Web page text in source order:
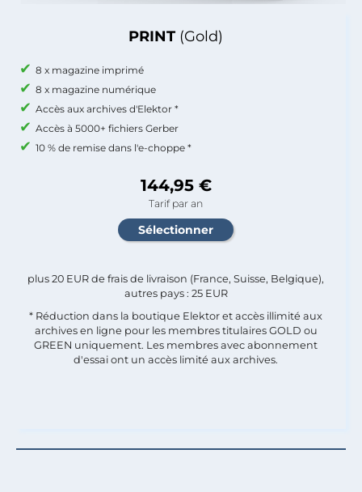
PRINT (Gold)
8 x magazine imprimé
8 x magazine numérique
Accès aux archives d'Elektor *
Accès à 5000+ fichiers Gerber
10 % de remise dans l'e-choppe *
144,95 €
Tarif par an
plus 20 EUR de frais de livraison (France, Suisse, Belgique),
autres pays : 25 EUR
* Réduction dans la boutique Elektor et accès illimité aux
archives en ligne pour les membres titulaires GOLD ou
GREEN uniquement. Les membres avec abonnement
d'essai ont un accès limité aux archives.